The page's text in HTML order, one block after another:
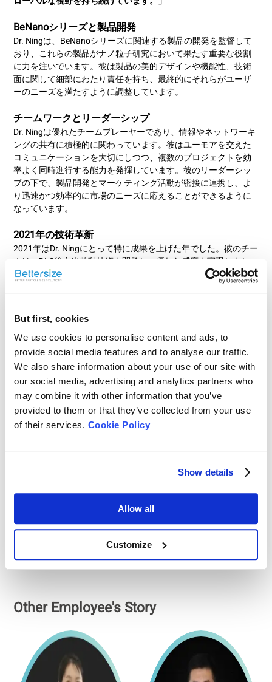
But first, cookies
We use cookies to personalise content and ads, to
provide social media features and to analyse our traffic.
We also share information about your use of our site with
our social media, advertising and analytics partners who
may combine it with other information that you’ve
provided to them or that they’ve collected from your use
of their services. Cookie Policy
Show details
Allow all
Customize
BeNanoシリーズと製品開発
Dr. Ningは、BeNanoシリーズに関連する製品の開発を監督して
おり、これらの製品がナノ粒子研究において果たす重要な役割
に力を注いでいます。彼は製品の美的デザインや機能性、技術
面に関して細部にわたり責任を持ち、最終的にそれらがユーザ
ーのニーズを満たすように調整しています。
チームワークとリーダーシップ
Dr. Ningは優れたチームプレーヤーであり、情報やネットワーキ
ングの共有に積極的に関わっています。彼はユーモアを交えた
コミュニケーションを大切にしつつ、複数のプロジェクトを効
率よく同時進行する能力を発揮しています。彼のリーダーシッ
プの下で、製品開発とマーケティング活動が密接に連携し、よ
り迅速かつ効率的に市場のニーズに応えることができるように
なっています。
2021年の技術革新
2021年はDr. Ningにとって特に成果を上げた年でした。彼のチー
ムは、DLS後方光散乱技術を開発し、優れた感度を実現しまし
た。この新技術により、従来では測定が困難であった高濁度の
サンプルでも正確に粒子サイズを測定できるようになり、さら
は、DLS技術における最小測定サイズの新記録を打ち立てるもの
となりました。
また、製品管理チームの組織化を進め、各製品ラインの監督を
強化した結果、マーケティング分析や市場のニーズに迅速に対
応する体制が整いました。これにより、リソースの配分がより
効率的に行われ、組織全体の反応速度が向上しました。
「スタートアップ企業で働くことは非常に刺激的です。私たち
のチームは、技術とビジネスの両面で最先端の成果を追求し、
革新を推進しています。理論が現実となり、プロトタイプが商
業製品として成功を収める瞬間は、本当に素晴らしい体験で
ティングで、それが仕事の楽しさを生み出しています。」
Dr. Ningは、Bettersizeが提供するテクノロジーと製品が、世界中
のナノ粒子研究者や業界の専門家にとって不可欠なツールであ
知識は、同社の技術革新と市場競争力の向上に大いに貢献して
Other Employee's Story